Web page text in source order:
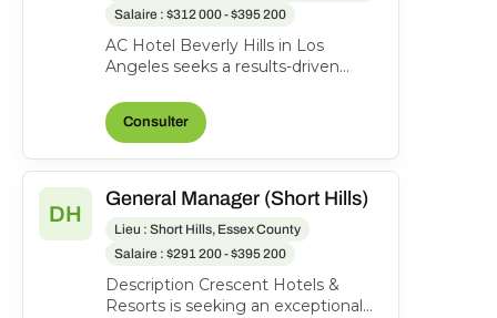
Salaire : $312 000 - $395 200
AC Hotel Beverly Hills in Los
Angeles seeks a results-driven
room lifestyle hotel and...
Consulter
DH
General Manager (Short Hills)
Lieu : Short Hills, Essex County
Salaire : $291 200 - $395 200
Description Crescent Hotels &
Resorts is seeking an exceptional